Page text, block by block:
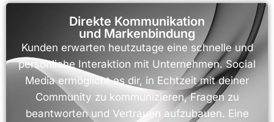
Direkte Kommunikation
und Markenbindung
Kunden erwarten heutzutage eine schnelle und
persönliche Interaktion mit Unternehmen. Social
Media ermöglicht es dir, in Echtzeit mit deiner
Community zu kommunizieren, Fragen zu
beantworten und Vertrauen aufzubauen. Eine